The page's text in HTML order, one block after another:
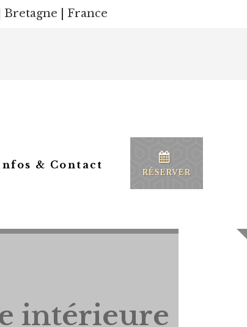
| France
& Contact
RÉSERVER
intérieure